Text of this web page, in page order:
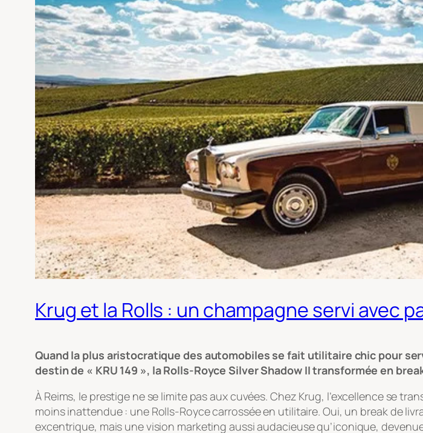
Krug et la Rolls : un champagne servi avec
Quand la plus aristocratique des automobiles se fait utilitaire chic pour
destin de « KRU 149 », la Rolls-Royce Silver Shadow II transformée en
À Reims, le prestige ne se limite pas aux cuvées. Chez Krug, l’excellence se
moins inattendue : une Rolls-Royce carrossée en utilitaire. Oui, un break de
excentrique, mais une vision marketing aussi audacieuse qu’iconique,